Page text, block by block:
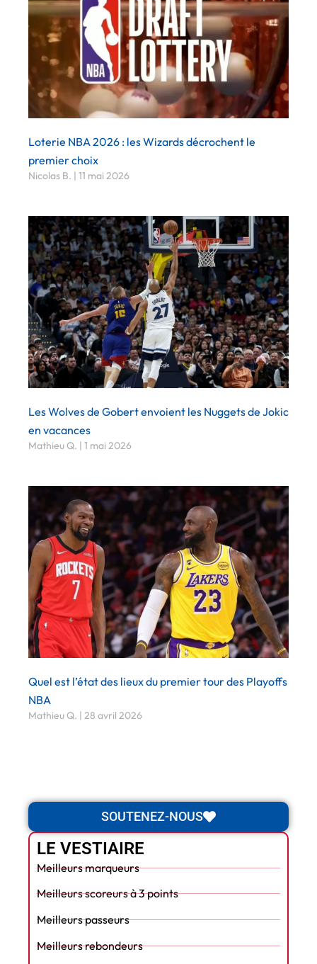
Loterie NBA 2026 : les Wizards décrochent le
premier choix
Nicolas B. 11 mai 2026
Les Wolves de Gobert envoient les Nuggets de Jokic
en vacances
Mathieu Q. 1 mai 2026
Quel est l’état des lieux du premier tour des Playoffs
NBA
Mathieu Q. 28 avril 2026
SOUTENEZ-NOUS
LE VESTIAIRE
Meilleurs marqueurs
Meilleurs scoreurs à 3 points
Meilleurs passeurs
Meilleurs rebondeurs